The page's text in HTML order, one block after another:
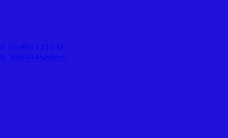
6acf0e14173f
3994945b9fa5